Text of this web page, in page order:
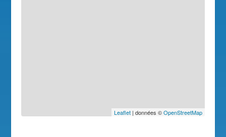
Leaflet| données ©OpenStreetMap